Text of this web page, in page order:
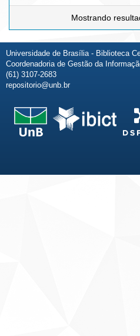
Mostrando
Universidade de Brasília - Biblioteca
Coordenadoria de Gestão da
(61) 3107-2683
repositorio@unb.br